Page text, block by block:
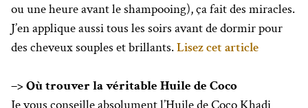
ou une heure avant le shampooing), ça fait des miracles.
J’en applique aussi tous les soirs avant de dormir pour
des cheveux souples et brillants.Lisez cet article
–> Où trouver la véritable Huile de Coco